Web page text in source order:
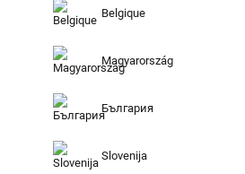
Belgique
Magyarország
България
Slovenija